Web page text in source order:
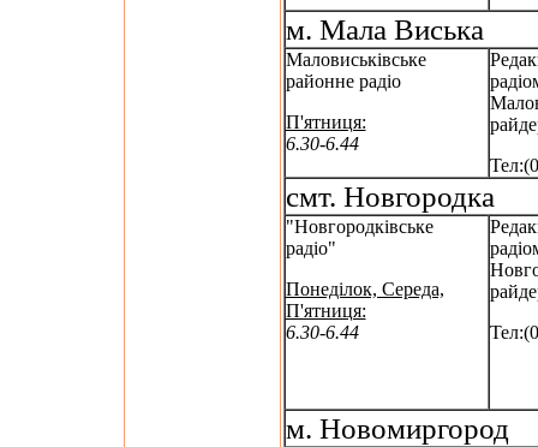
м. Мала Виська
Маловиськівське
районне радіо
П'ятниця:
6.30-6.44
смт. Новгородка
"Новгородківське
радіо"
Понеділок, Середа,
П'ятниця:
6.30-6.44
м. Новомиргород